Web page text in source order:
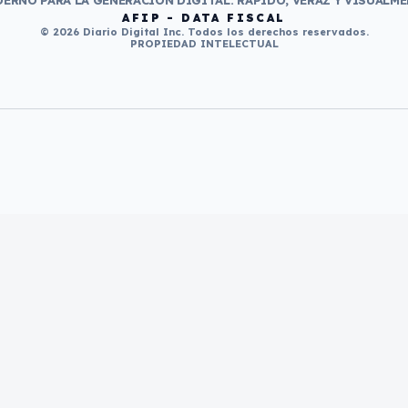
AFIP - DATA FISCAL
© 2026 Diario Digital Inc. Todos los derechos reservados.
PROPIEDAD INTELECTUAL